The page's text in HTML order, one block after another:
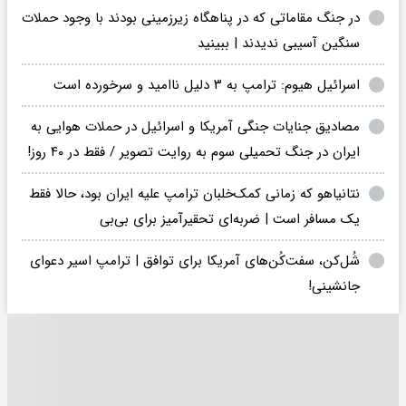
در جنگ مقاماتی که در پناهگاه زیرزمینی بودند با وجود حملات
سنگین آسیبی ندیدند | ببینید
اسرائیل هیوم: ترامپ به ۳ دلیل ناامید و سرخورده است
‏مصادیق جنایات جنگی آمریکا و اسرائیل در حملات هوایی به
نتانیاهو که زمانی کمک‌خلبان ترامپ علیه ایران بود، حالا فقط
یک مسافر است | ضربه‌ای تحقیرآمیز برای بی‌بی
شُل‌کن، سفت‌کُن‌های آمریکا برای توافق | ترامپ اسیر دعوای
جانشینی!